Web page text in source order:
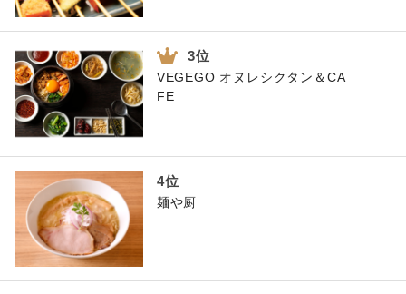
VEGEGO オヌレシクタン＆CA
FE
麺や厨